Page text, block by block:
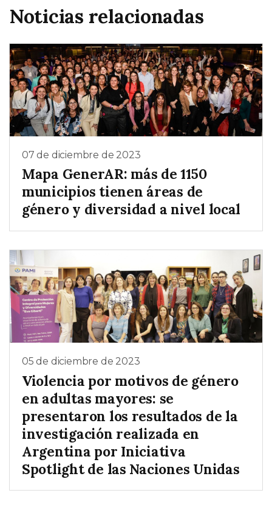
Noticias relacionadas
07 de diciembre de 2023
Mapa GenerAR: más de 1150
municipios tienen áreas de
género y diversidad a nivel local
05 de diciembre de 2023
Violencia por motivos de género
en adultas mayores: se
presentaron los resultados de la
investigación realizada en
Argentina por Iniciativa
Spotlight de las Naciones Unidas